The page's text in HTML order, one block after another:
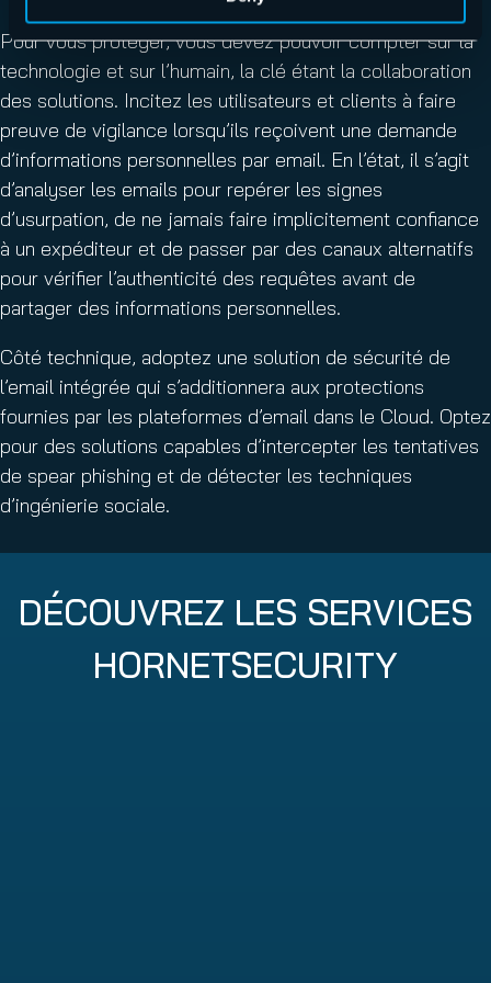
Pour vous protéger, vous devez pouvoir compter sur la
technologie et sur l’humain, la clé étant la collaboration
des solutions. Incitez les utilisateurs et clients à faire
preuve de vigilance lorsqu’ils reçoivent une demande
d’informations personnelles par email. En l’état, il s’agit
d’analyser les emails pour repérer les signes
d’usurpation, de ne jamais faire implicitement confiance
à un expéditeur et de passer par des canaux alternatifs
pour vérifier l’authenticité des requêtes avant de
partager des informations personnelles.
Côté technique, adoptez une solution de sécurité de
l’email intégrée qui s’additionnera aux protections
fournies par les plateformes d’email dans le Cloud. Optez
pour des solutions capables d’intercepter les tentatives
de spear phishing et de détecter les techniques
d’ingénierie sociale.
DÉCOUVREZ LES SERVICES
HORNETSECURITY